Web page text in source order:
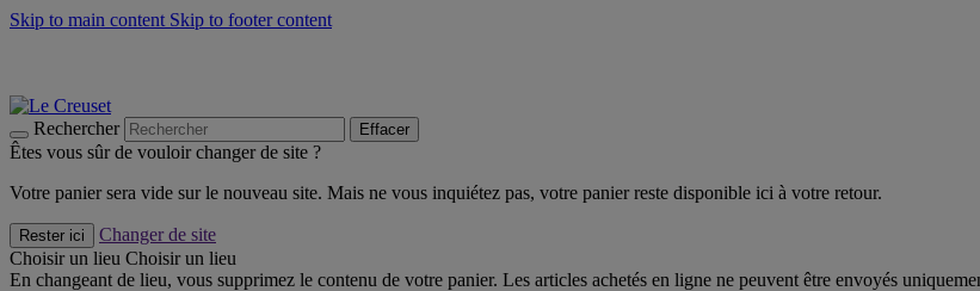
Skip to main content Skip to footer content
Rechercher Effacer
Êtes vous sûr de vouloir changer de site ?
Votre panier sera vide sur le nouveau site. Mais ne vous inquiétez pas, votre panier reste disponible ici à votre retour.
Rester ici
Changer de site
Choisir un lieu Choisir un lieu
En changeant de lieu, vous supprimez le contenu de votre panier. Les articles achetés en ligne ne peuvent être envoyés